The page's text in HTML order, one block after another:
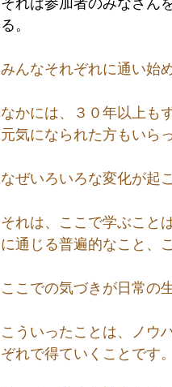
る。
みんなそれぞれに通い始
なかには、３０年以上も
元気になられた方もいら
なぜいろいろな変化が起
それは、ここで学ぶこと
に通じる普遍的なこと、
ここでの気づきが日常の
こういったことは、ノウ
ぞれで得ていくことです。